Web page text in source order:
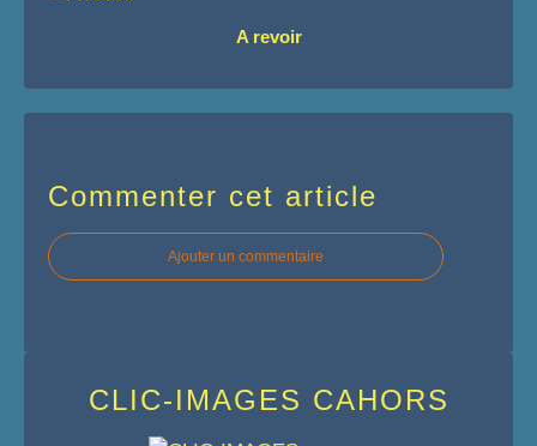
A revoir
Commenter cet article
Ajouter un commentaire
CLIC-IMAGES CAHORS